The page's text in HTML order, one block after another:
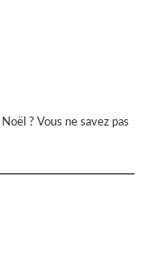
? Vous ne savez pas